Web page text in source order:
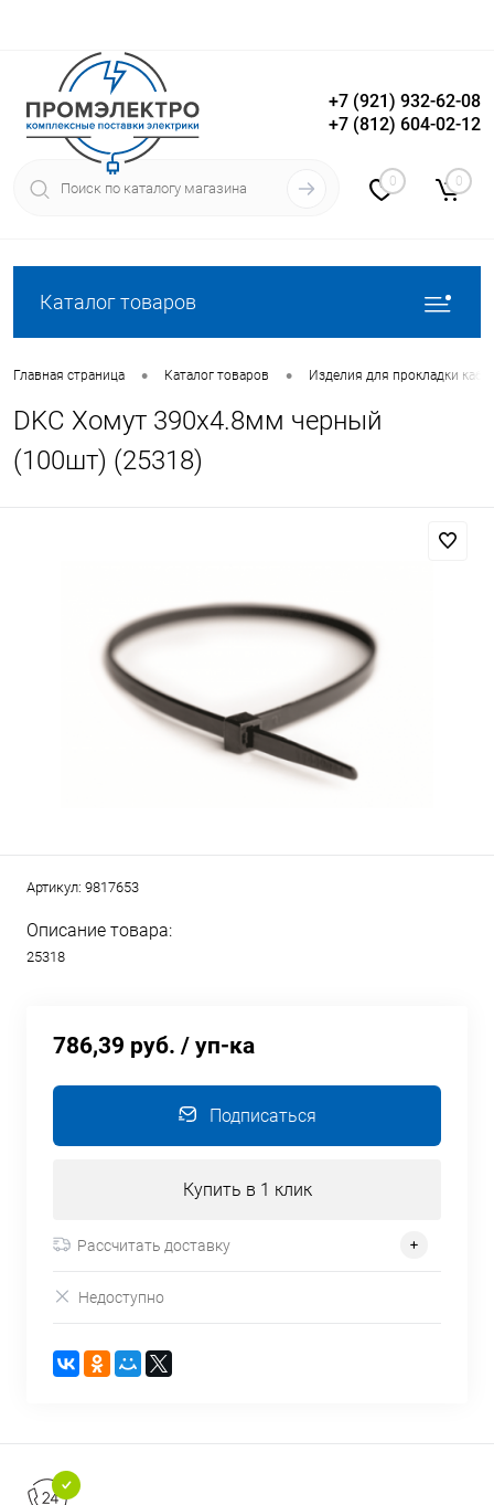
Вход Регистрация
+7 (921) 932-62-08
+7 (812) 604-02-12
0 0
Каталог товаров
Главная страница • Каталог товаров • Изделия для прокладки
DKC Хомут 390х4.8мм черный
(100шт) (25318)
Артикул: 9817653
Описание товара:
25318
786,39 руб. / уп-ка
Подписаться
Купить в 1 клик
Рассчитать доставку
Недоступно